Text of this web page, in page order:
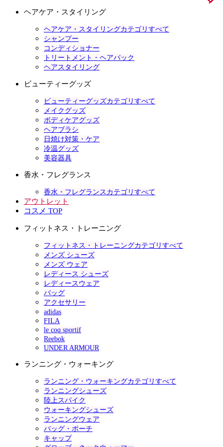
ヘアケア・スタイリング
ヘアケア・スタイリングカテゴリすべて
シャンプー
コンディショナー
トリートメント・ヘアパック
ヘアスタイリング
ビューティーグッズ
ビューティーグッズカテゴリすべて
メイクグッズ
ボディケアグッズ
ヘアブラシ
日焼け対策・ケア
冷温グッズ
美容器具
香水・フレグランス
香水・フレグランスカテゴリすべて
アウトレット
コスメ TOP
フィットネス・トレーニング
フィットネス・トレーニングカテゴリすべて
メンズ シューズ
メンズ ウェア
レディース シューズ
レディースウェア
バッグ
アクセサリー
adidas
FILA
le coq sportif
Reebok
UNDER ARMOUR
ランニング・ウォーキング
ランニング・ウォーキングカテゴリすべて
ランニングシューズ
陸上スパイク
ウォーキングシューズ
ランニングウェア
バッグ・ポーチ
キャップ